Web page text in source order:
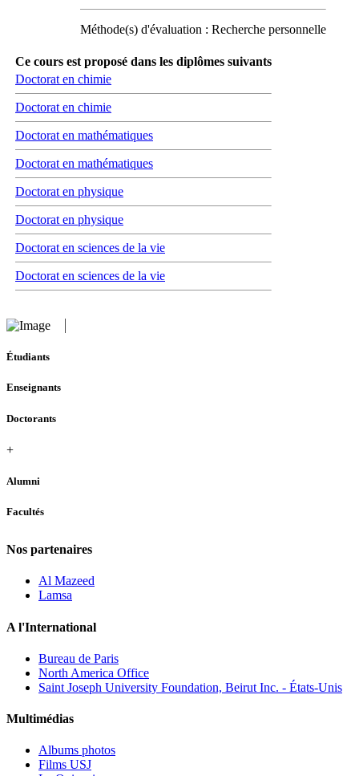
Méthode(s) d'évaluation : Recherche personnelle
Ce cours est proposé dans les diplômes suivants
Doctorat en chimie
Doctorat en chimie
Doctorat en mathématiques
Doctorat en mathématiques
Doctorat en physique
Doctorat en physique
Doctorat en sciences de la vie
Doctorat en sciences de la vie
Étudiants
Enseignants
Doctorants
+
Alumni
Facultés
Nos partenaires
Al Mazeed
Lamsa
A l'International
Bureau de Paris
North America Office
Saint Joseph University Foundation, Beirut Inc. - États-Unis
Multimédias
Albums photos
Films USJ